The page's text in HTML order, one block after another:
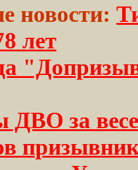
новости:
лет
ДВО за